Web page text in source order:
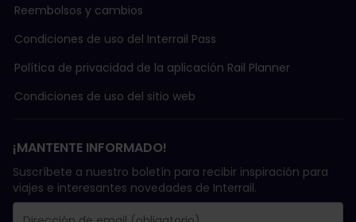
Reembolsos y cambios
Condiciones de uso del Interrail Pass
Política de privacidad de la aplicación Rail Planner
Condiciones de uso del sitio web
¡MANTENTE INFORMADO!
Suscríbete a nuestro boletín para recibir inspiración para
viajes e interesantes novedades de Interrail.